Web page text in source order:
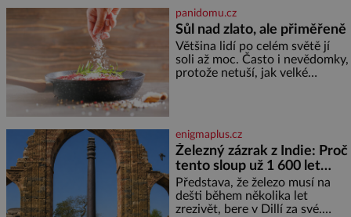
nejtěžších věcí na světě. Ale
každý, kdo s tím má nějaké
zkušenosti, se zapřísahá, že
pokud odpustíte, znatelně se
vám uleví. Když se ke mně
doneslo, že si manžel pořídil
panidomu.cz
Sůl nad zlato, ale přiměřeně
Většina lidí po celém světě jí
soli až moc. Často i nevědomky,
protože netuší, jak velké
sladkých. Sůl je zdravá Ale v
ani ne třetinovém množství, než
je pro většinu populace běžné.
Její základní složky– sodík a
chlór – jsou zásadní pro
správné hospodaření
enigmaplus.cz
Železný zázrak z Indie: Proč
tento sloup už 1 600 let
nezná rez?
Představa, že železo musí na
dešti během několika let
zrezivět, bere v Dillí za své.